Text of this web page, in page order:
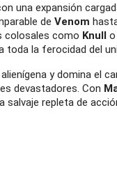
una expansión
de Venom
colosales como Knull
toda la ferocidad del
y domina el
devastadores. Con
salvaje repleta de